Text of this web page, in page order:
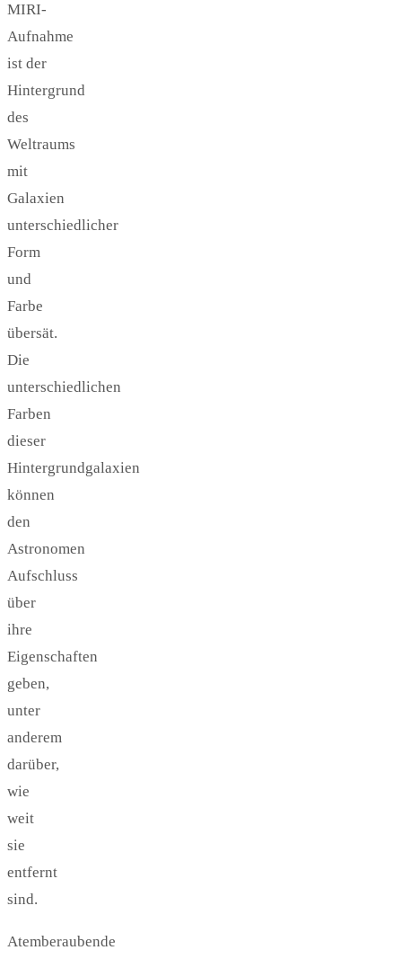
MIRI-
Aufnahme
ist der
Hintergrund
des
Weltraums
mit
Galaxien
unterschiedlicher
Form
und
Farbe
übersät.
Die
unterschiedlichen
Farben
dieser
Hintergrundgalaxien
können
den
Astronomen
Aufschluss
über
ihre
Eigenschaften
geben,
unter
anderem
darüber,
wie
weit
sie
entfernt
sind.
Atemberaubende